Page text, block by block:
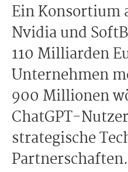
Ein Konsortium
Nvidia und
110 Milliarden
Unternehmen
900 Millionen
ChatGPT-
strategische
Partnerschaften.